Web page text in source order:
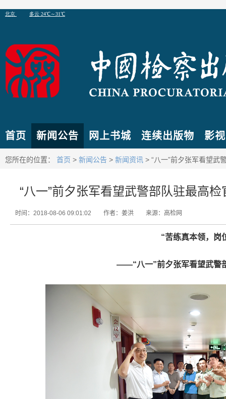
首页 新闻公告 网上书城 连续出版物 影
您所在的位置： 首页 > 新闻公告 > 新闻资讯 > “八一”前夕张军看望武
“八一”前夕张军看望武警部队驻最高
时间：2018-08-06 09:01:02 作者：姜洪 来源：高检网
“苦练真本领，岗
——“八一”前夕张军看望武警